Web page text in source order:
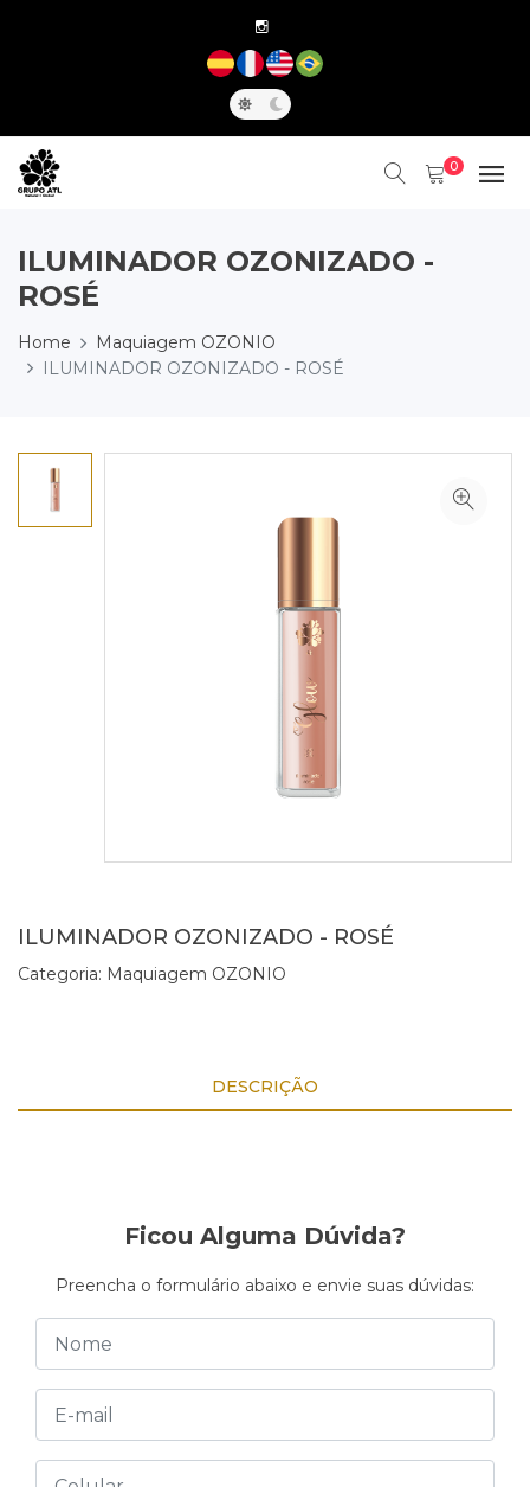
0
ILUMINADOR OZONIZADO -
ROSÉ
Home
Maquiagem OZONIO
ILUMINADOR OZONIZADO - ROSÉ
ILUMINADOR OZONIZADO - ROSÉ
Categoria: Maquiagem OZONIO
DESCRIÇÃO
Ficou Alguma Dúvida?
Preencha o formulário abaixo e envie suas dúvidas: